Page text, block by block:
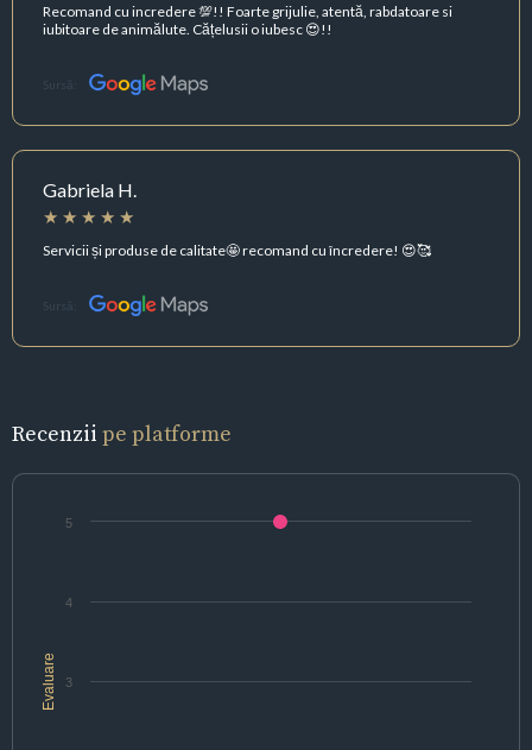
Recomand cu incredere 💯!! Foarte grijulie, atentă, rabdatoare si
iubitoare de animălute. Cățelusii o iubesc 😍!!
Sursă:
Gabriela H.
Servicii și produse de calitate🤩 recomand cu încredere! 😍🥰
Sursă:
Recenzii pe platforme
Evaluare 3
4
5